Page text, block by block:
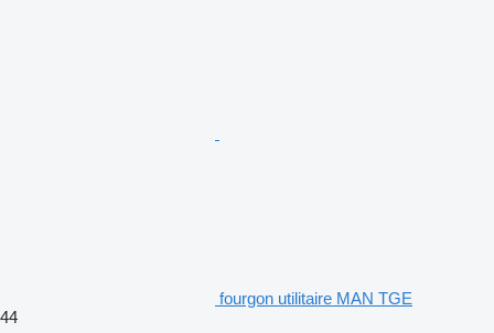
fourgon utilitaire MAN TGE
44